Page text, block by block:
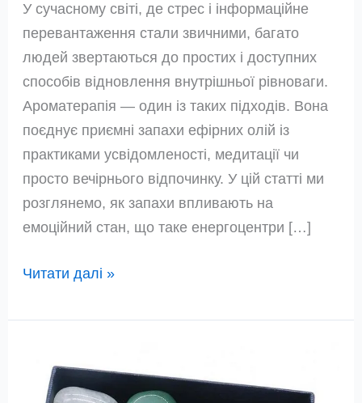
У сучасному світі, де стрес і інформаційне
перевантаження стали звичними, багато
людей звертаються до простих і доступних
способів відновлення внутрішньої рівноваги.
Ароматерапія — один із таких підходів. Вона
поєднує приємні запахи ефірних олій із
практиками усвідомленості, медитації чи
просто вечірнього відпочинку. У цій статті ми
розглянемо, як запахи впливають на
емоційний стан, що таке енергоцентри […]
Ароматерапія
душі:
ефірні
олії
Читати далі »